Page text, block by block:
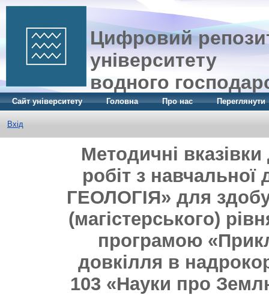
Цифровий
університету
водного
Сайт університету Головна Про нас Переглянути
Вхід
Методичні
робіт з
ГЕОЛОГІЯ» для
(магістерського)
програмою
довкілля в
103 «Науки про